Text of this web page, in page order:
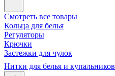
Смотреть все товары
Кольца для белья
Регуляторы
Крючки
Застежки для чулок
Нитки для белья и купальников